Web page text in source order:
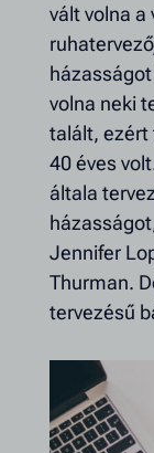
vált volna a
volna neki
talált, ezért
40 éves
általa
Jennifer
Thurman.
tervezésű